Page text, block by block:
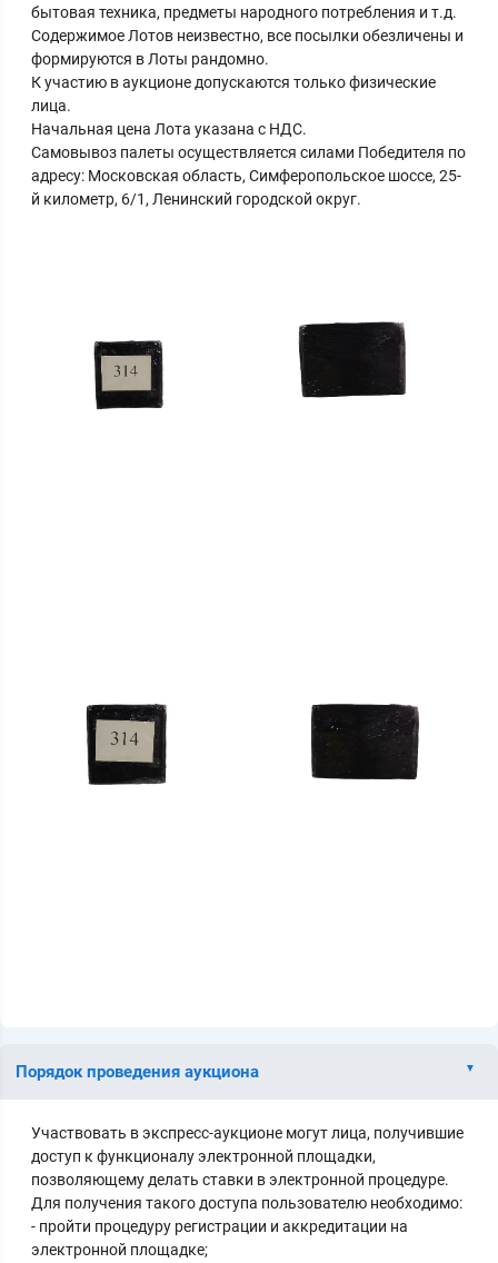
бытовая техника, предметы народного потребления и т.д.
Содержимое Лотов неизвестно, все посылки обезличены и
формируются в Лоты рандомно.
К участию в аукционе допускаются только физические
лица.
Начальная цена Лота указана с НДС.
Самовывоз палеты осуществляется силами Победителя по
адресу: Московская область, Симферопольское шоссе, 25-
й километр, 6/1, Ленинский городской округ.
Порядок проведения аукциона
Участвовать в экспресс-аукционе могут лица, получившие
доступ к функционалу электронной площадки,
позволяющему делать ставки в электронной процедуре.
Для получения такого доступа пользователю необходимо:
- пройти процедуру регистрации и аккредитации на
электронной площадке;